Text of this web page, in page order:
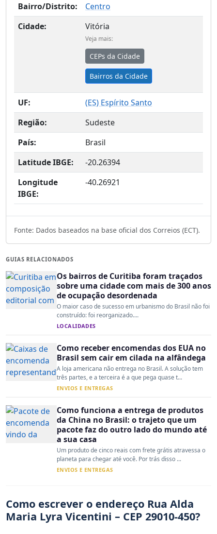
Bairro/Distrito:
Centro
Cidade:
Vitória
Veja mais:
CEPs da Cidade
Bairros da Cidade
UF: (ES) Espírito Santo
Região:
Sudeste
País:
Brasil
Latitude IBGE:
-20.26394
Longitude
IBGE:
-40.26921
Fonte: Dados baseados na base oficial dos Correios (ECT).
GUIAS RELACIONADOS
Os bairros de Curitiba foram traçados
sobre uma cidade com mais de 300 anos
de ocupação desordenada
O maior caso de sucesso em urbanismo do Brasil não foi
construído: foi reorganizado....
LOCALIDADES
Como receber encomendas dos EUA no
Brasil sem cair em cilada na alfândega
A loja americana não entrega no Brasil. A solução tem
três partes, e a terceira é a que pega quase t...
ENVIOS E ENTREGAS
Como funciona a entrega de produtos
da China no Brasil: o trajeto que um
pacote faz do outro lado do mundo até
a sua casa
Um produto de cinco reais com frete grátis atravessa o
planeta para chegar até você. Por trás disso ...
ENVIOS E ENTREGAS
Como escrever o endereço Rua Alda
Maria Lyra Vicentini – CEP 29010-450?